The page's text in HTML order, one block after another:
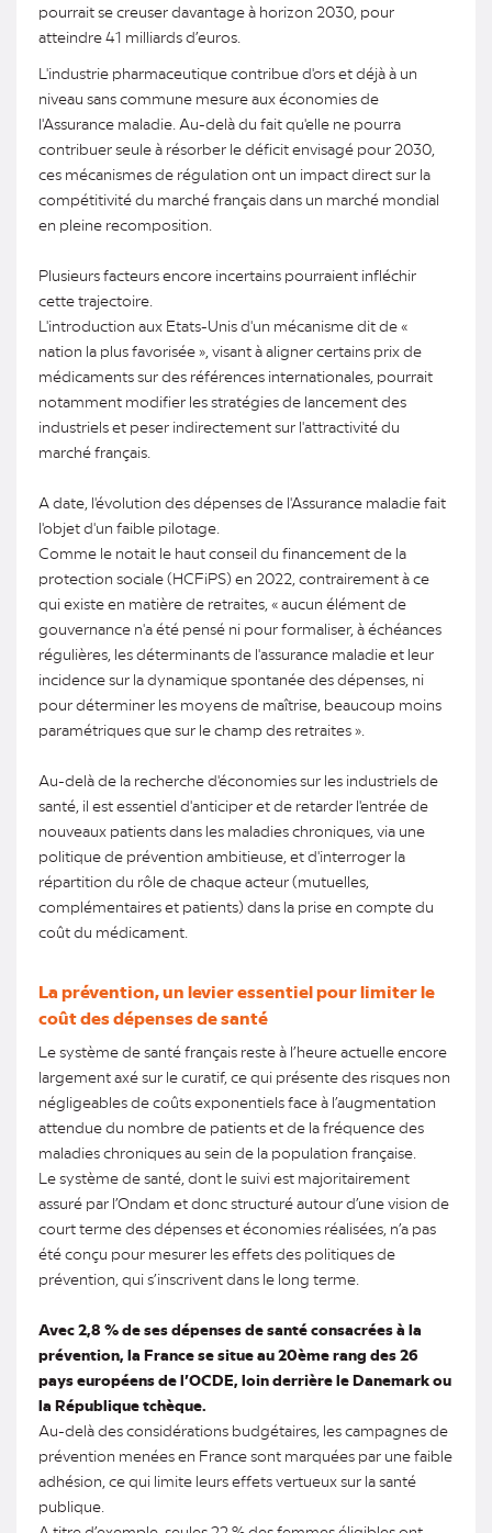
pourrait se creuser davantage à horizon 2030, pour
atteindre 41 milliards d’euros.
L'industrie pharmaceutique contribue d'ors et déjà à un
niveau sans commune mesure aux économies de
l'Assurance maladie. Au-delà du fait qu'elle ne pourra
contribuer seule à résorber le déficit envisagé pour 2030,
ces mécanismes de régulation ont un impact direct sur la
compétitivité du marché français dans un marché mondial
en pleine recomposition.
Plusieurs facteurs encore incertains pourraient infléchir
cette trajectoire.
L'introduction aux Etats-Unis d'un mécanisme dit de «
nation la plus favorisée », visant à aligner certains prix de
médicaments sur des références internationales, pourrait
notamment modifier les stratégies de lancement des
industriels et peser indirectement sur l'attractivité du
marché français.
A date, l'évolution des dépenses de l'Assurance maladie fait
l'objet d'un faible pilotage.
Comme le notait le haut conseil du financement de la
protection sociale (HCFiPS) en 2022, contrairement à ce
qui existe en matière de retraites, « aucun élément de
gouvernance n'a été pensé ni pour formaliser, à échéances
régulières, les déterminants de l'assurance maladie et leur
incidence sur la dynamique spontanée des dépenses, ni
pour déterminer les moyens de maîtrise, beaucoup moins
paramétriques que sur le champ des retraites ».
Au-delà de la recherche d'économies sur les industriels de
santé, il est essentiel d'anticiper et de retarder l'entrée de
nouveaux patients dans les maladies chroniques, via une
politique de prévention ambitieuse, et d'interroger la
répartition du rôle de chaque acteur (mutuelles,
complémentaires et patients) dans la prise en compte du
coût du médicament.
La prévention, un levier essentiel pour limiter le
coût des dépenses de santé
Le système de santé français reste à l’heure actuelle encore
largement axé sur le curatif, ce qui présente des risques non
négligeables de coûts exponentiels face à l’augmentation
attendue du nombre de patients et de la fréquence des
maladies chroniques au sein de la population française.
Le système de santé, dont le suivi est majoritairement
assuré par l’Ondam et donc structuré autour d’une vision de
court terme des dépenses et économies réalisées, n’a pas
été conçu pour mesurer les effets des politiques de
prévention, qui s’inscrivent dans le long terme.
Avec 2,8 % de ses dépenses de santé consacrées à la
prévention, la France se situe au 20ème rang des 26
pays européens de l’OCDE, loin derrière le Danemark ou
la République tchèque.
Au-delà des considérations budgétaires, les campagnes de
prévention menées en France sont marquées par une faible
adhésion, ce qui limite leurs effets vertueux sur la santé
publique.